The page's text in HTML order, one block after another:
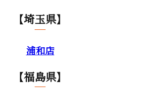
【埼玉県】
浦和店
【福島県】